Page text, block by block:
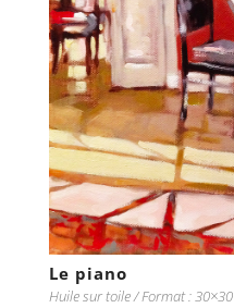
Le piano
Huile sur toile / Format : 30×30